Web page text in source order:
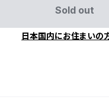
Sold out
日本国内にお住まいの